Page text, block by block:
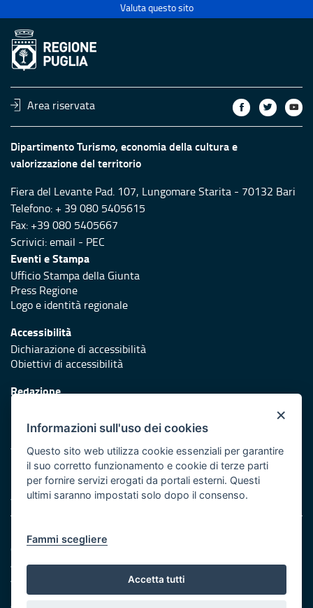
Valuta questo sito
Area riservata
Dipartimento Turismo, economia della cultura e
valorizzazione del territorio
Fiera del Levante Pad. 107, Lungomare Starita - 70132 Bari
Telefono: + 39 080 5405615
Fax: +39 080 5405667
Scrivici:email - PEC
Eventi e Stampa
Ufficio Stampa della Giunta
Press Regione
Logo e identità regionale
Accessibilità
Dichiarazione di accessibilità
Obiettivi di accessibilità
Redazione
Protezione civile
Vai al sito di Protezione Civile Puglia
Iniziativa finanziata con risorse del POR Puglia 2014/2020 -
Asse XI
Note legali
Cookie e privacy
Amministrazione trasparente
Atti di notifica
Feed RSS
×
Informazioni sull'uso dei cookies
Questo sito web utilizza cookie essenziali per garantire
il suo corretto funzionamento e cookie di terze parti
per fornire servizi erogati da portali esterni. Questi
ultimi saranno impostati solo dopo il consenso.
Fammi scegliere
Accetta tutti